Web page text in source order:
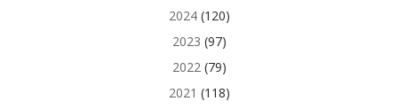
2024(120)
2023 (97)
2022(79)
2021 (118)